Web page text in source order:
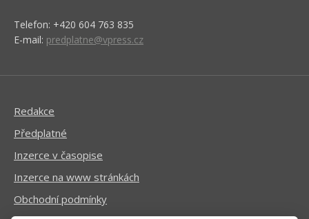
Telefon: +420 604 763 835
E-mail: predplatne@vpress.cz
Redakce
Předplatné
Inzerce v časopise
Inzerce na www stránkách
Obchodní podmínky